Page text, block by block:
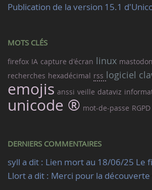
Publication de la version 15.1
MOTS CLÉS
firefox IA capture d'écran linux mastodon
recherches hexadécimal rss logiciel
emojis anssi veille dataviz
unicode ® mot-de-passe RGPD
DERNIERS COMMENTAIRES
syll a dit : Lien mort au 18/06/25 Le
Llort a dit : Merci pour la